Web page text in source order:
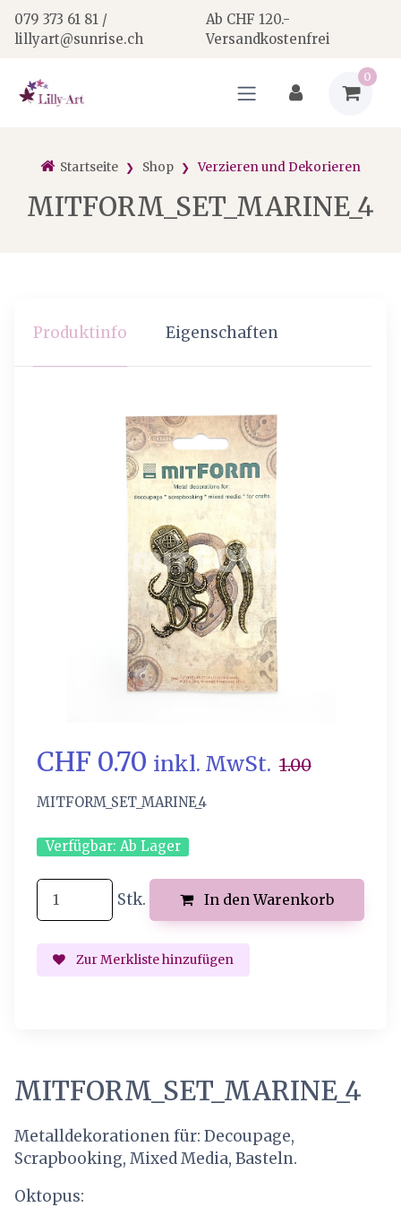
079 373 61 81 /
lillyart@sunrise.ch
Ab CHF 120.-
Versandkostenfrei
0
Startseite Shop Verzieren und Dekorieren
MITFORM_SET_MARINE_4
Produktinfo Eigenschaften
CHF 0.70 inkl. MwSt. 1.00
MITFORM_SET_MARINE_4
Verfügbar: Ab Lager
Stk. In den Warenkorb
Zur Merkliste hinzufügen
MITFORM_SET_MARINE_4
Metalldekorationen für: Decoupage,
Scrapbooking, Mixed Media, Basteln.
Oktopus: